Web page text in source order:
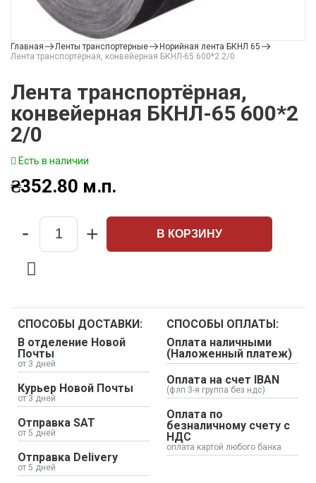
Главная Ленты транспортерные
Норийная лента БКНЛ 65
Лента транспортёрная, конвейерная БКНЛ-65 600*2 2/0
Лента транспортёрная,
конвейерная БКНЛ-65 600*2
2/0
Есть в наличии
₴352.80 м.п.
Quantity
- + В КОРЗИНУ
СПОСОБЫ ДОСТАВКИ:
В отделение Новой
Почты
от 3 дней
Курьер Новой Почты
от 3 дней
Отправка SAT
от 5 дней
Отправка Delivery
от 5 дней
СПОСОБЫ ОПЛАТЫ:
Оплата наличными
(Наложенный платеж)
Оплата на счет IBAN
(флп 3-я группа без ндс)
Оплата по
безналичному счету с
НДС
оплата картой любого банка